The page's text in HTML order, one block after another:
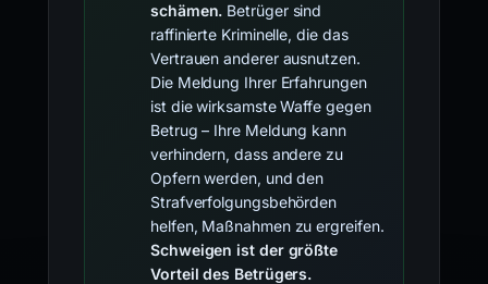
schämen. Betrüger sind
raffinierte Kriminelle, die das
Vertrauen anderer ausnutzen.
Die Meldung Ihrer Erfahrungen
ist die wirksamste Waffe gegen
Betrug – Ihre Meldung kann
verhindern, dass andere zu
Opfern werden, und den
Strafverfolgungsbehörden
helfen, Maßnahmen zu ergreifen.
Schweigen ist der größte
Vorteil des Betrügers.